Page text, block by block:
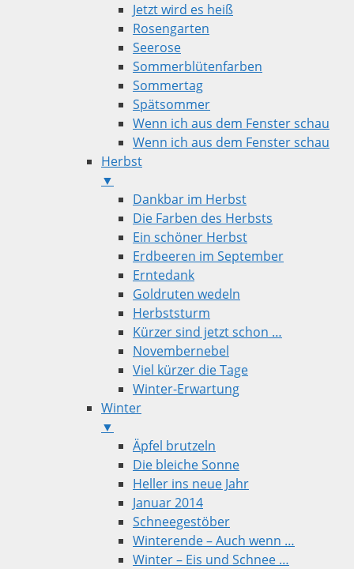
Jetzt wird es heiß
Rosengarten
Seerose
Sommerblütenfarben
Sommertag
Spätsommer
Wenn ich aus dem Fenster schau
Wenn ich aus dem Fenster schau
Herbst
▼
Dankbar im Herbst
Die Farben des Herbsts
Ein schöner Herbst
Erdbeeren im September
Erntedank
Goldruten wedeln
Herbststurm
Kürzer sind jetzt schon …
Novembernebel
Viel kürzer die Tage
Winter-Erwartung
Winter
▼
Äpfel brutzeln
Die bleiche Sonne
Heller ins neue Jahr
Januar 2014
Schneegestöber
Winterende – Auch wenn …
Winter – Eis und Schnee …